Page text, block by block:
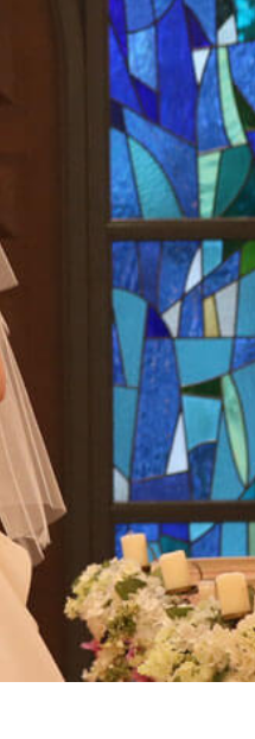
採用情報
成約者サイト
Bridal Fair
Youtube